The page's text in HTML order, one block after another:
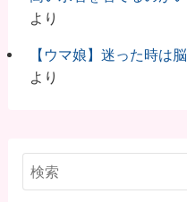
より
【ウマ娘】迷った時は
より